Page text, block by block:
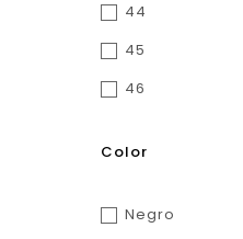
44
45
46
Color
Negro